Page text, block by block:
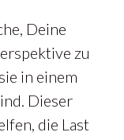
Deine
zu
in einem
Dieser
die Last